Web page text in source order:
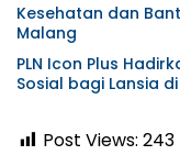
Kesehatan dan
Malang
PLN Icon Plus
Sosial bagi Lansia
Post Views: 243